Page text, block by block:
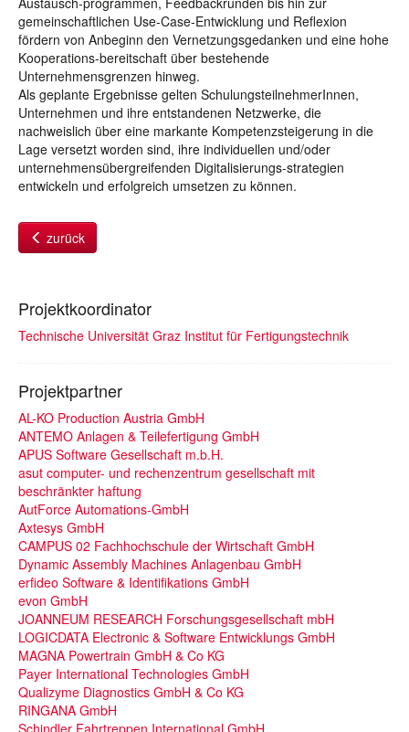
gemeinschaftlichen Use-Case-Entwicklung und Reflexion
fördern von Anbeginn den Vernetzungsgedanken und eine hohe
Kooperations-bereitschaft über bestehende
Unternehmensgrenzen hinweg.
Als geplante Ergebnisse gelten SchulungsteilnehmerInnen,
Unternehmen und ihre entstandenen Netzwerke, die
nachweislich über eine markante Kompetenzsteigerung in die
Lage versetzt worden sind, ihre individuellen und/oder
unternehmensübergreifenden Digitalisierungs-strategien
entwickeln und erfolgreich umsetzen zu können.
zurück
Projektkoordinator
Technische Universität Graz Institut für Fertigungstechnik
Projektpartner
AL-KO Production Austria GmbH
ANTEMO Anlagen & Teilefertigung GmbH
APUS Software Gesellschaft m.b.H.
asut computer- und rechenzentrum gesellschaft mit
beschränkter haftung
AutForce Automations-GmbH
Axtesys GmbH
CAMPUS 02 Fachhochschule der Wirtschaft GmbH
Dynamic Assembly Machines Anlagenbau GmbH
erfideo Software & Identifikations GmbH
evon GmbH
JOANNEUM RESEARCH Forschungsgesellschaft mbH
LOGICDATA Electronic & Software Entwicklungs GmbH
MAGNA Powertrain GmbH & Co KG
Payer International Technologies GmbH
Qualizyme Diagnostics GmbH & Co KG
RINGANA GmbH
Schindler Fahrtreppen International GmbH